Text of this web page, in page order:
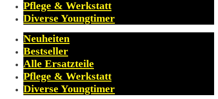
Pflege & Werkstatt
Diverse Youngtimer
Neuheiten
Bestseller
Alle Ersatzteile
Pflege & Werkstatt
Diverse Youngtimer